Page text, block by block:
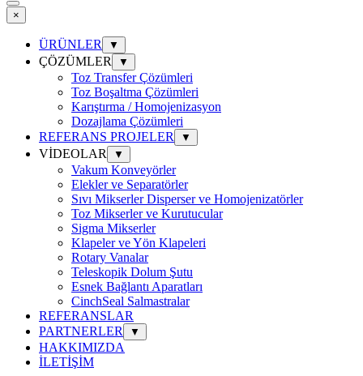
×
ÜRÜNLER ▼
ÇÖZÜMLER ▼
Toz Transfer Çözümleri
Toz Boşaltma Çözümleri
Karıştırma / Homojenizasyon
Dozajlama Çözümleri
REFERANS PROJELER
▼
VİDEOLAR ▼
Vakum Konveyörler
Elekler ve Separatörler
Sıvı Mikserler Disperser ve Homojenizatörler
Toz Mikserler ve Kurutucular
Sigma Mikserler
Klapeler ve Yön Klapeleri
Rotary Vanalar
Teleskopik Dolum Şutu
Esnek Bağlantı Aparatları
CinchSeal Salmastralar
REFERANSLAR
PARTNERLER
▼
HAKKIMIZDA
İLETİŞİM